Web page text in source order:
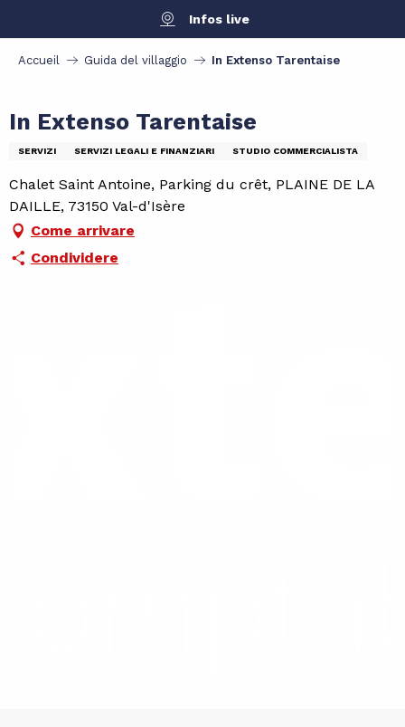
contenu
Infos live
Accueil Guida del villaggio In Extenso Tarentaise
In Extenso Tarentaise
SERVIZI SERVIZI LEGALI E FINANZIARI STUDIO COMMERCIALISTA
Chalet Saint Antoine, Parking du crêt, PLAINE DE LA
DAILLE, 73150 Val-d'Isère
Come arrivare
Condividere